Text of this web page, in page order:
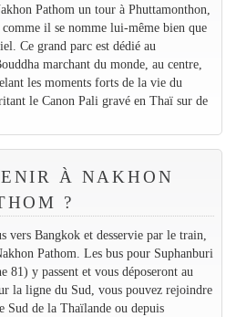
Pathom un tour à Phuttamonthon,
il se nomme lui-même bien que
Ce grand parc est dédié au
marchant du monde, au centre,
les moments forts de la vie du
le Canon Pali gravé en Thaï sur de
À NAKHON
?
vers Bangkok et desservie par le train,
Pathom. Les bus pour Suphanburi
y passent et vous déposeront au
la ligne du Sud, vous pouvez rejoindre
Sud de la Thaïlande ou depuis